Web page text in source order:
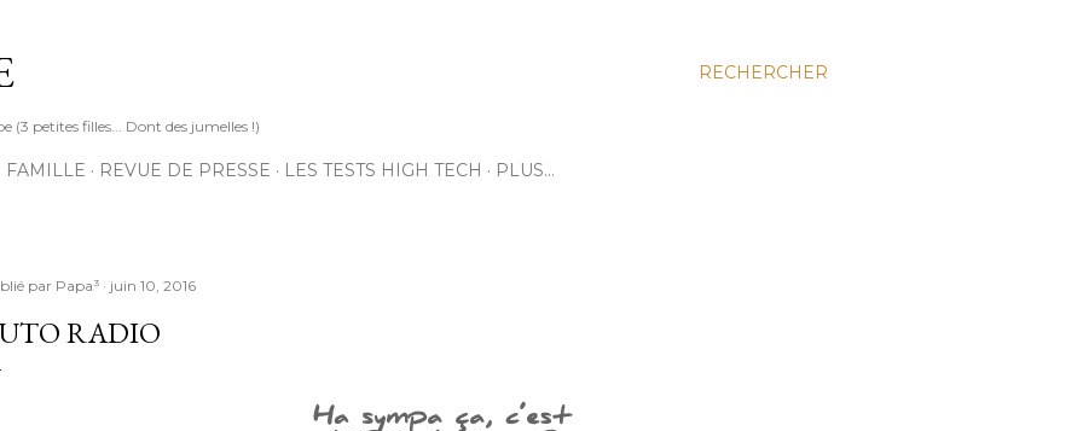
RECHERCHER
(3 petites filles... Dont des jumelles !)
FAMILLE REVUE DE PRESSE LES TESTS HIGH TECH PLUS…
par Papa³ juin 10, 2016
RADIO